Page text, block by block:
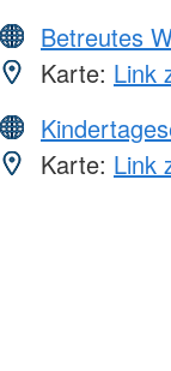
Betreutes
Karte: Link
Karte: Link